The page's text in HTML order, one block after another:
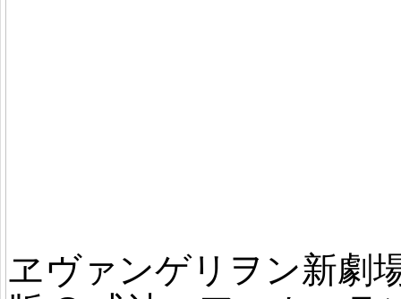
ヱヴァンゲリヲン新劇